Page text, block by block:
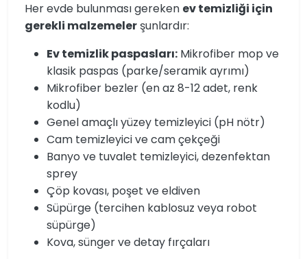
Her evde bulunması gereken ev temizliği için
gerekli malzemeler şunlardır:
Ev temizlik paspasları: Mikrofiber mop ve
klasik paspas (parke/seramik ayrımı)
Mikrofiber bezler (en az 8-12 adet, renk
kodlu)
Genel amaçlı yüzey temizleyici (pH nötr)
Cam temizleyici ve cam çekçeği
Banyo ve tuvalet temizleyici, dezenfektan
sprey
Çöp kovası, poşet ve eldiven
Süpürge (tercihen kablosuz veya robot
süpürge)
Kova, sünger ve detay fırçaları